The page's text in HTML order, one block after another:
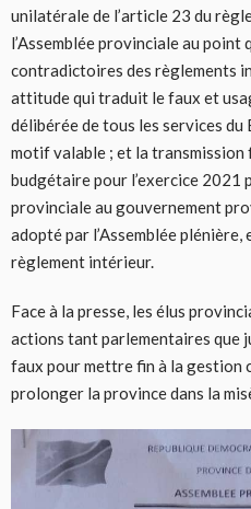
unilatérale de l’article 23 du
l’Assemblée provinciale au point
contradictoires des règlements
attitude qui traduit le faux et
délibérée de tous les services du
motif valable ; et la transmission
budgétaire pour l’exercice 2021
provinciale au gouvernement
adopté par l’Assemblée
règlement intérieur.
Face à la presse, les élus
actions tant parlementaires que
faux pour mettre fin à la gestion
prolonger la province dans la